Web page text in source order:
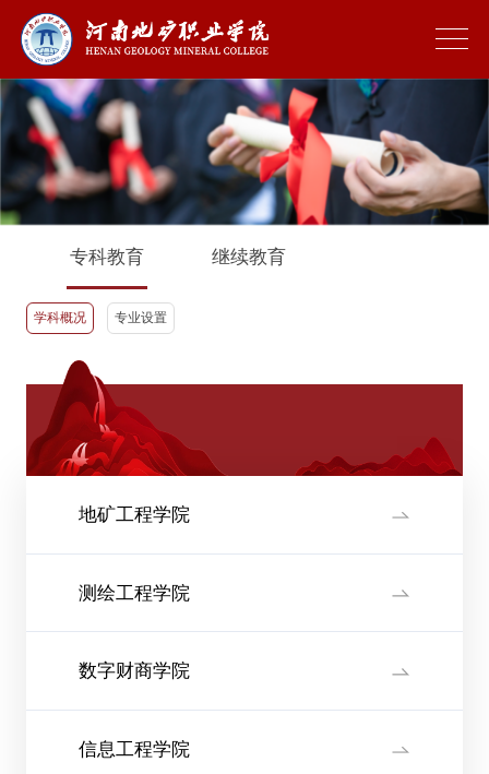
专科教育
学科概况 专业设置
继续教育
地矿工程学院
测绘工程学院
数字财商学院
信息工程学院